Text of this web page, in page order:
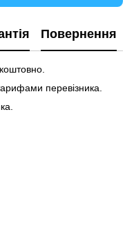
Повернення
перевізника.